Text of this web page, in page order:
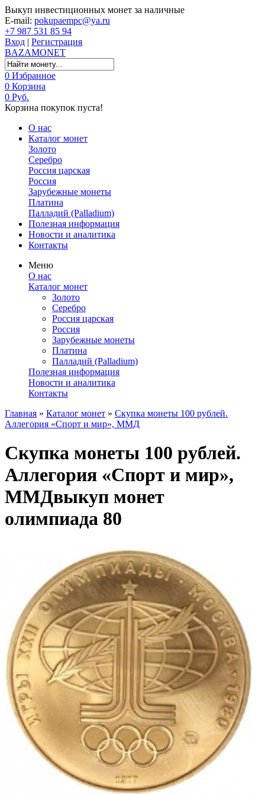
Выкуп инвестиционных монет за наличные
E-mail: pokupaempc@ya.ru
+7 987 531 85 94
Вход | Регистрация
BAZAMONET
0 Избранное
0 Корзина
0 Руб.
Корзина покупок пуста!
О нас
Каталог монет
Золото
Серебро
Россия царская
Россия
Зарубежные монеты
Платина
Палладий (Palladium)
Полезная информация
Новости и аналитика
Контакты
Меню
О нас
Каталог монет
Золото
Серебро
Россия царская
Россия
Зарубежные монеты
Платина
Палладий (Palladium)
Полезная информация
Новости и аналитика
Контакты
Главная » Каталог монет » Скупка монеты 100 рублей.
Аллегория «Спорт и мир», ММД
Скупка монеты 100 рублей.
Аллегория «Спорт и мир»,
ММДвыкуп монет
олимпиада 80